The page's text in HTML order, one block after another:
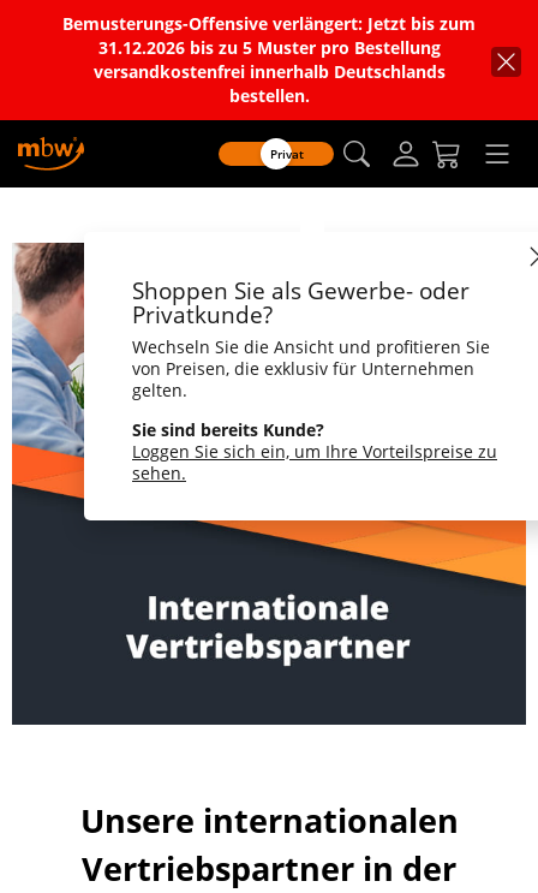
Bemusterungs-Offensive verlängert: Jetzt bis zum
31.12.2026 bis zu 5 Muster pro Bestellung
versandkostenfrei innerhalb Deutschlands
bestellen.
Privat
Shoppen Sie als Gewerbe- oder
Privatkunde?
Wechseln Sie die Ansicht und profitieren Sie
von Preisen, die exklusiv für Unternehmen
gelten.
Sie sind bereits Kunde?
Loggen Sie sich ein, um Ihre Vorteilspreise zu
sehen.
Unsere internationalen
Vertriebspartner in der